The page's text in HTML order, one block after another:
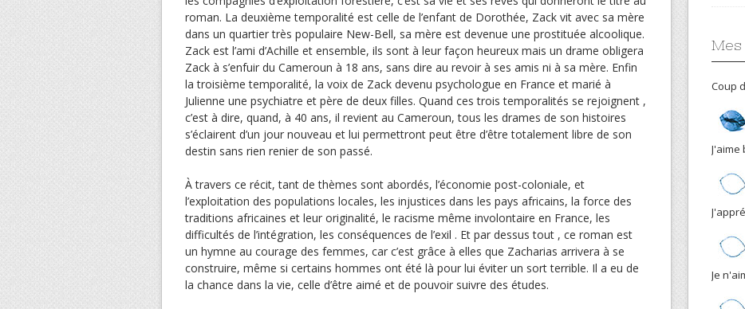
roman. La deuxième temporalité est celle de l’enfant de Dorothée, Zack vit avec sa mère
dans un quartier très populaire New-Bell, sa mère est devenue une prostituée alcoolique.
Zack est l’ami d’Achille et ensemble, ils sont à leur façon heureux mais un drame obligera
Zack à s’enfuir du Cameroun à 18 ans, sans dire au revoir à ses amis ni à sa mère. Enfin
la troisième temporalité, la voix de Zack devenu psychologue en France et marié à
Julienne une psychiatre et père de deux filles. Quand ces trois temporalités se rejoignent ,
c’est à dire, quand, à 40 ans, il revient au Cameroun, tous les drames de son histoires
s’éclairent d’un jour nouveau et lui permettront peut être d’être totalement libre de son
destin sans rien renier de son passé.
À travers ce récit, tant de thèmes sont abordés, l’économie post-coloniale, et
l’exploitation des populations locales, les injustices dans les pays africains, la force des
traditions africaines et leur originalité, le racisme même involontaire en France, les
difficultés de l’intégration, les conséquences de l’exil . Et par dessus tout , ce roman est
un hymne au courage des femmes, car c’est grâce à elles que Zacharias arrivera à se
construire, même si certains hommes ont été là pour lui éviter un sort terrible. Il a eu de
la chance dans la vie, celle d’être aimé et de pouvoir suivre des études.
Coup
J'aime
Je